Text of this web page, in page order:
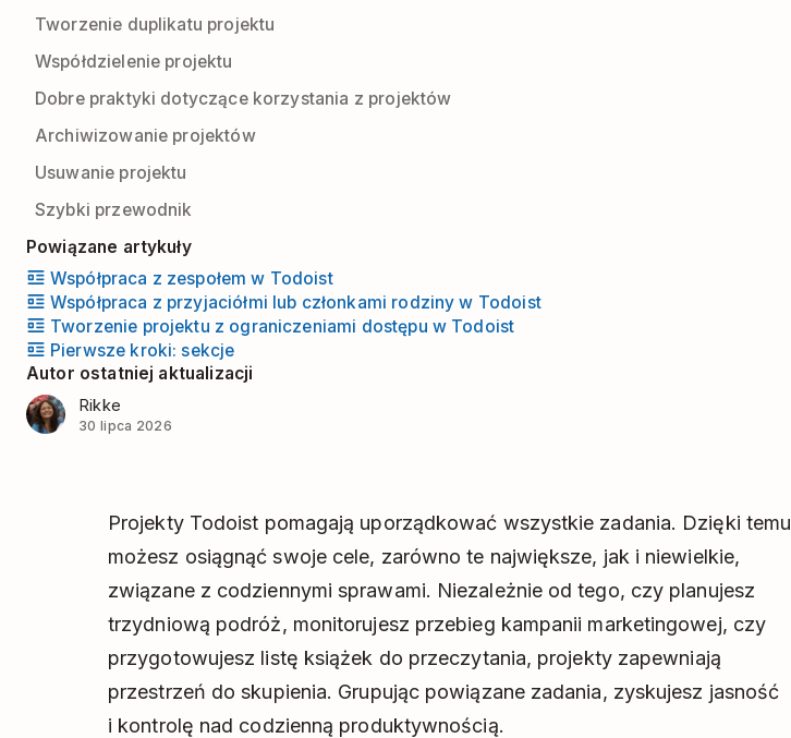
Tworzenie duplikatu projektu
Współdzielenie projektu
Dobre praktyki dotyczące korzystania z​ projektów
Archiwizowanie projektów
Usuwanie projektu
Szybki przewodnik
Powiązane artykuły
Współpraca z zespołem w Todoist
Współpraca z przyjaciółmi lub członkami rodziny w Todoist
Tworzenie projektu z ograniczeniami dostępu w Todoist
Pierwsze kroki: sekcje
Autor ostatniej aktualizacji
Rikke
30 lipca 2026
Projekty Todoist pomagają uporządkować wszystkie zadania. Dzięki temu
możesz osiągnąć swoje cele, zarówno te największe, jak i niewielkie,
związane z codziennymi sprawami. Niezależnie od tego, czy planujesz
trzydniową podróż, monitorujesz przebieg kampanii marketingowej, czy
przygotowujesz listę książek do przeczytania, projekty zapewniają
przestrzeń do skupienia. Grupując powiązane zadania, zyskujesz jasność
i kontrolę nad codzienną produktywnością.